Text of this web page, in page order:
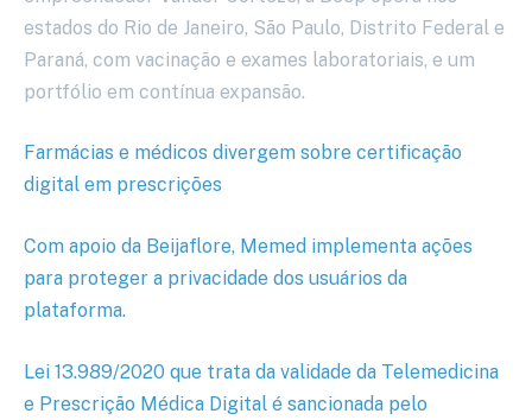
estados do Rio de Janeiro, São Paulo, Distrito Federal e
Paraná, com vacinação e exames laboratoriais, e um
portfólio em contínua expansão.
Farmácias e médicos divergem sobre certificação
digital em prescrições
Com apoio da Beijaflore, Memed implementa ações
para proteger a privacidade dos usuários da
plataforma.
Lei 13.989/2020 que trata da validade da Telemedicina
e Prescrição Médica Digital é sancionada pelo